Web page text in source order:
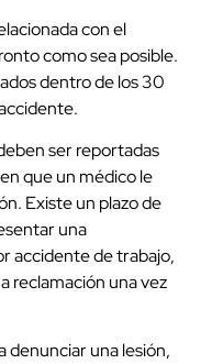
con el
como sea posible.
dentro de los 30
ser reportadas
que un médico le
Existe un plazo de
una
accidente de trabajo,
reclamación una vez
denunciar una lesión,